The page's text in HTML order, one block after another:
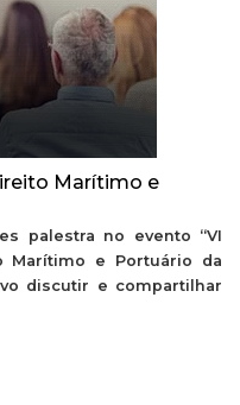
Marítimo e
palestra no evento “VI
Marítimo e Portuário da
discutir e compartilhar